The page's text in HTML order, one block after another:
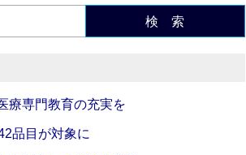
検 索
療専門教育の充実を
品目が対象に